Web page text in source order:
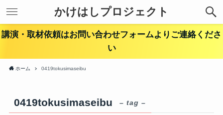
かけはしプロジェクト
講演・取材依頼はお問い合わせフォームよりご連絡くださ
い
ホーム 0419tokusimaseibu
0419tokusimaseibu – tag –